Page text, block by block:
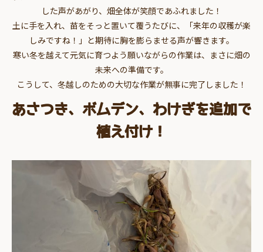
した声があがり、畑全体が笑顔であふれました！
土に手を入れ、苗をそっと置いて覆うたびに、「来年の収穫が楽
しみですね！」と期待に胸を膨らませる声が響きます。
寒い冬を越えて元気に育つよう願いながらの作業は、まさに畑の
未来への準備です。
こうして、冬越しのための大切な作業が無事に完了しました！
あさつき、ボムデン、わけぎを追加で
植え付け！